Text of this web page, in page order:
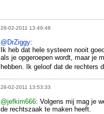
28-02-2011 13:49:48
@DrZiggy:
Ik heb dat hele systeem nooit
als je opgeroepen wordt, maar je
hebben. Ik geloof dat de rechters
28-02-2011 13:53:33
@jefkim666: Volgens mij mag je
de rechtszaak te maken heeft.